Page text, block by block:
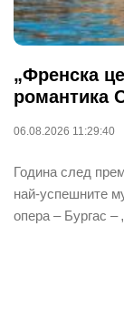
„Френска
романтика
06.08.2026 11:29:40
Година след
най‐успешните
опера – Бургас